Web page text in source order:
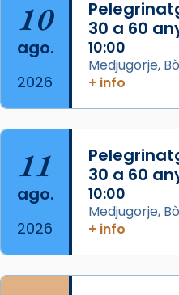
L’arquebisbe de
Josep Omella, ha
concelebrat el bisbe
Mons. David Abadías.
📸 Dr. G. Simón
Foto
View on Facebook · Share
Arquebisbat de
2 weeks ago
10
ago.
2026
30 a 60
10:00
Medjugorje,
+ info
11
ago.
2026
30 a 60
10:00
Medjugorje,
+ info